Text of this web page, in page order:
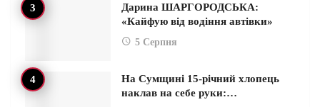
Дарина ШАРГОРОДСЬКА:
«Кайфую від водіння автівки»
5 Серпня
На Сумщині 15-річний хлопець
наклав на себе руки:…